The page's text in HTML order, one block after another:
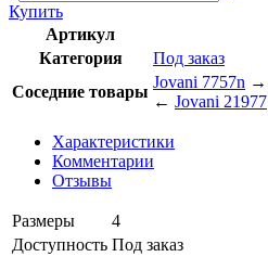
Купить
Артикул
Категория
Под заказ
Соседние товары
Jovani 7757n →
← Jovani 21977
Характеристики
Комментарии
Отзывы
Размеры
4
Доступность Под заказ